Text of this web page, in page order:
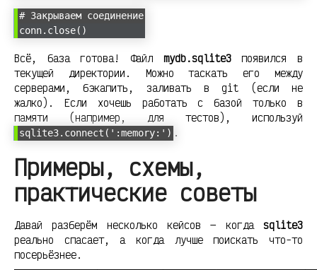
# Закрываем соединение
conn.close()
Всё, база готова! Файл mydb.sqlite3появился в
текущей директории. Можно таскать его между
серверами, бэкапить, заливать в git (если не
жалко). Если хочешь работать с базой только в
памяти (например, для тестов), используй
sqlite3.connect(':memory:') .
Примеры, схемы,
практические советы
Давай разберём несколько кейсов — когда sqlite3
реально спасает, а когда лучше поискать что-то
посерьёзнее.